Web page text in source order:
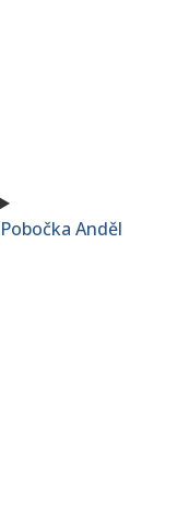
Pobočka Anděl